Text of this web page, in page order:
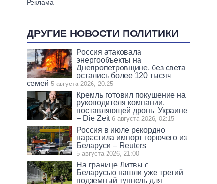
ДРУГИЕ НОВОСТИ ПОЛИТИКИ
Россия атаковала
энергообъекты на
Днепропетровщине, без света
остались более 120 тысяч
семей 5 августа 2026, 20:25
Кремль готовил покушение на
руководителя компании,
поставляющей дроны Украине
– Die Zeit 6 августа 2026, 02:15
Россия в июле рекордно
нарастила импорт горючего из
Беларуси – Reuters
5 августа 2026, 21:00
На границе Литвы с
Беларусью нашли уже третий
подземный туннель для